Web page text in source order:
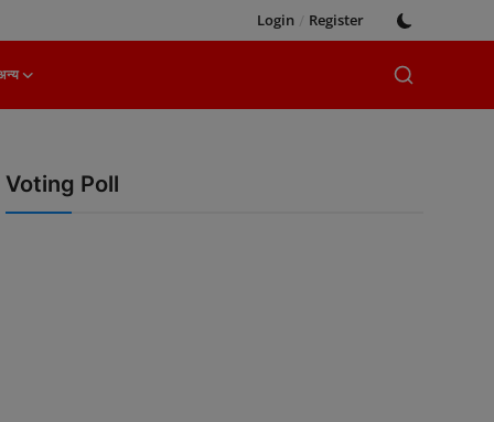
Login / Register
Voting Poll